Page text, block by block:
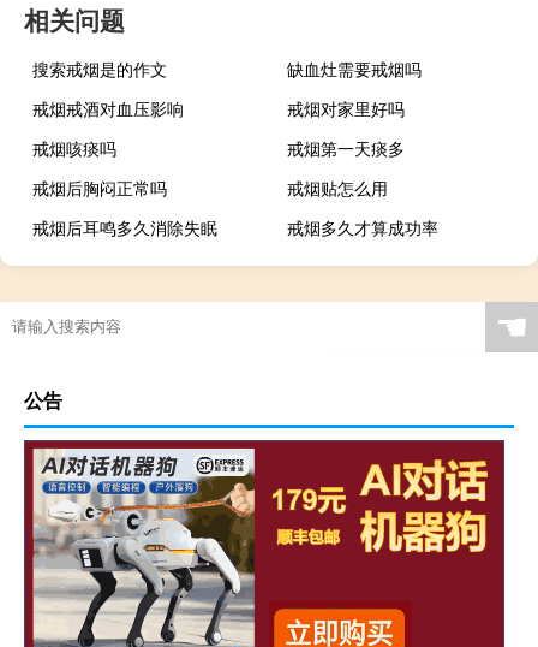
相关问题
搜索戒烟是的作文
缺血灶需要戒烟吗
戒烟戒酒对血压影响
戒烟对家里好吗
戒烟咳痰吗
戒烟第一天痰多
戒烟后胸闷正常吗
戒烟贴怎么用
戒烟后耳鸣多久消除失眠
戒烟多久才算成功率
☚
公告